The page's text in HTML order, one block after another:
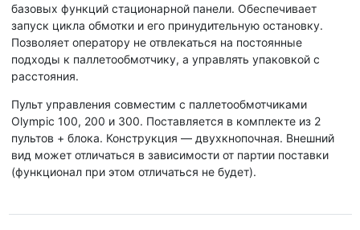
базовых функций стационарной панели. Обеспечивает
запуск цикла обмотки и его принудительную остановку.
Позволяет оператору не отвлекаться на постоянные
подходы к паллетообмотчику, а управлять упаковкой с
расстояния.
Пульт управления совместим с паллетообмотчиками
Olympic 100, 200 и 300. Поставляется в комплекте из 2
пультов + блока. Конструкция — двухкнопочная. Внешний
вид может отличаться в зависимости от партии поставки
(функционал при этом отличаться не будет).